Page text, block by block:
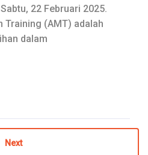
22 Februari 2025.
Training (AMT) adalah
dalam
Next